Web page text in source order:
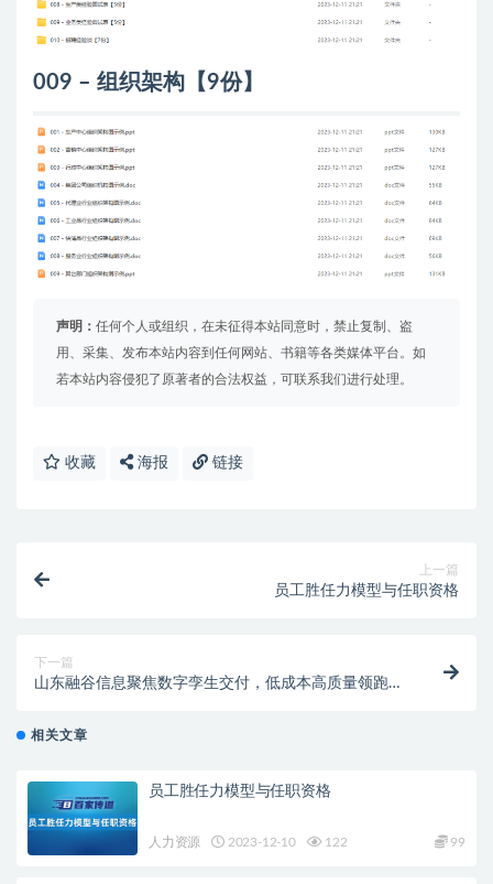
009 – 组织架构【9份】
声明： 任何个人或组织，在未征得本站同意时，禁止复制、盗
用、采集、发布本站内容到任何网站、书籍等各类媒体平台。如
若本站内容侵犯了原著者的合法权益，可联系我们进行处理。
收藏 海报 链接
上一篇
员工胜任力模型与任职资格
下一篇
山东融谷信息聚焦数字孪生交付，低成本高质量领跑数
相关文章
员工胜任力模型与任职资格
人力资源 2023-12-10 122 99